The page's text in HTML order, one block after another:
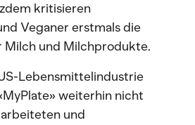
kritisieren
Veganer erstmals die
Milch und Milchprodukte.
Lebensmittelindustrie
weiterhin nicht
und